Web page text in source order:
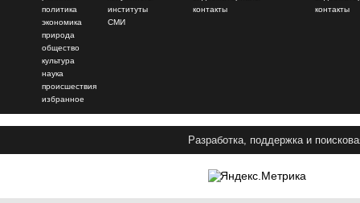
политика
экономика
природа
общество
культура
наука
происшествия
избранное
институты
СМИ
контакты
контакты
Разработка, поддержка и